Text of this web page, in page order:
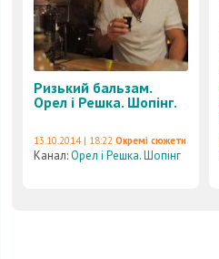
Ризький бальзам.
Орел і Решка. Шопінг.
13.10.2014 | 18:22 Окремі сюжети
Канал:Орел і Решка. Шопінг